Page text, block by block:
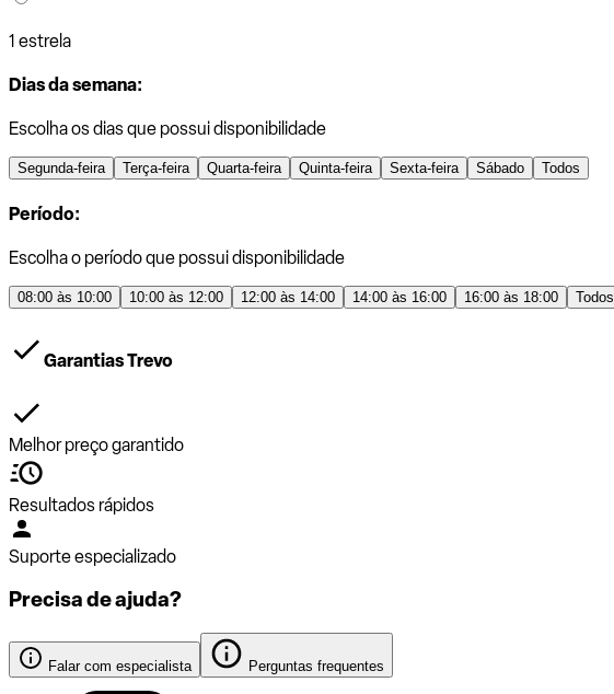
1 estrela
Dias da semana:
Escolha os dias que possui disponibilidade
Segunda-feira Terça-feira Quarta-feira Quinta-feira Sexta-feira Sábado Todos
Período:
Escolha o período que possui disponibilidade
08:00 às 10:00 10:00 às 12:00 12:00 às 14:00 14:00 às 16:00 16:00 às 18:00 Todos
Garantias Trevo
Melhor preço garantido
Resultados rápidos
Suporte especializado
Precisa de ajuda?
Falar com especialista Perguntas frequentes